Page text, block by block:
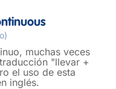
muchas veces
"llevar +
el uso de esta
inglés.